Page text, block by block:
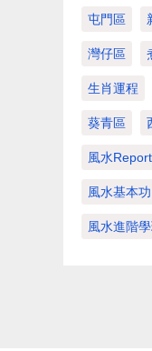
屯門區
灣仔區
生肖運程
葵青區
風水
風水基本功
風水進階